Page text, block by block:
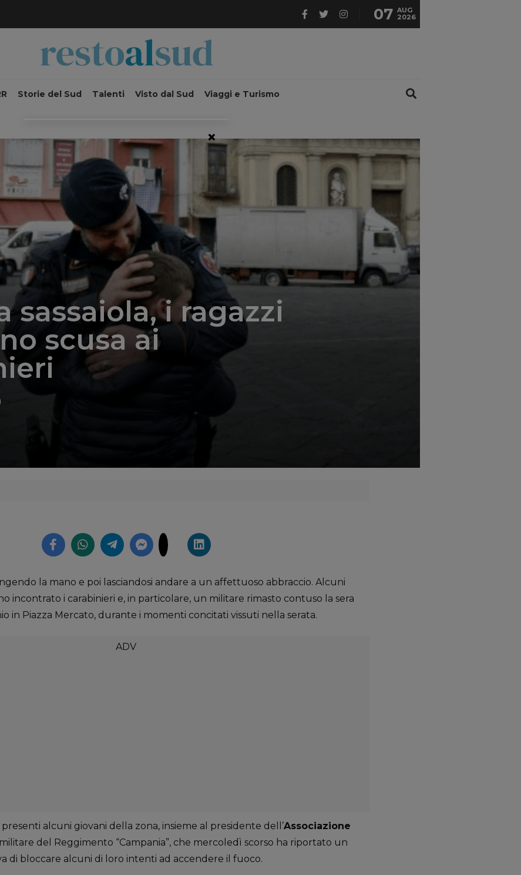
07 AUG
2026
Storie del Sud Talenti Visto dal Sud Viaggi e Turismo
';
sassaiola, i ragazzi
scusa ai
la mano e poi lasciandosi andare a un affettuoso abbraccio. Alcuni
incontrato i carabinieri e, in particolare, un militare rimasto contuso la sera
in Piazza Mercato, durante i momenti concitati vissuti nella serata.
alcuni giovani della zona, insieme al presidente dell’Associazione
del Reggimento “Campania”, che mercoledì scorso ha riportato un
di bloccare alcuni di loro intenti ad accendere il fuoco.
×